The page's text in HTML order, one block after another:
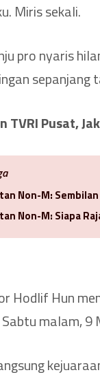
Miris sekali.
pro nyaris
sepanjang
TVRI Pusat,
Non-M:
Non-M: Siapa
Hodlif Hun
malam, 9